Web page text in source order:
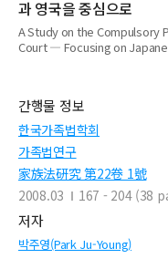
과 영국을 중심으로
A Study on the Compulsory
Court ― Focusing on
간행물 정보
한국가족법학회
가족법연구
家族法硏究 第22卷 1號
2008.03
167 - 204 (38
저자
박주영(Park Ju-Young)